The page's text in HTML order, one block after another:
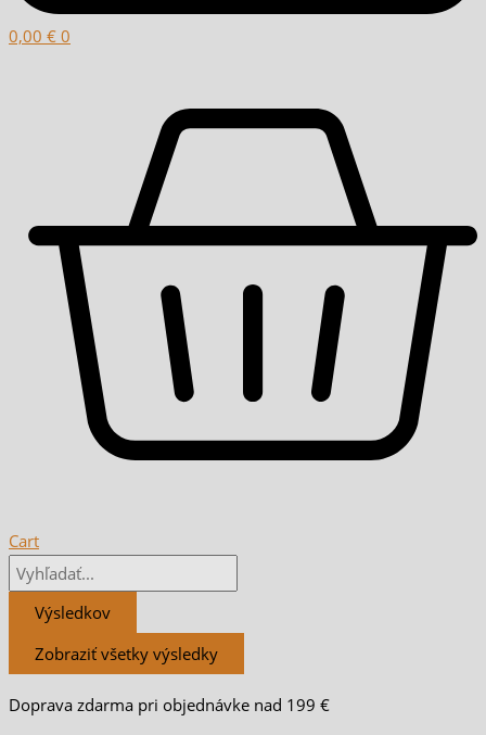
0,00 € 0
Cart
Výsledkov
Zobraziť všetky výsledky
Doprava zdarma pri objednávke nad 199 €